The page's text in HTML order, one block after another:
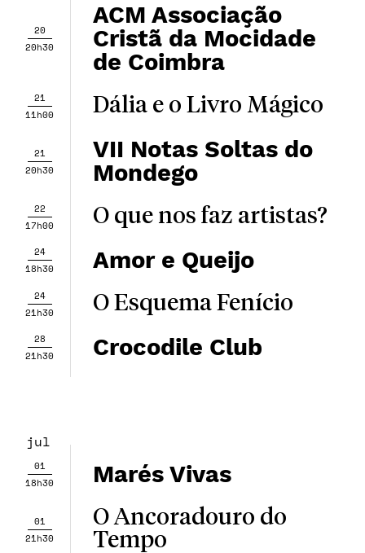
20
20h30
ACM Associação
Cristã da Mocidade
de Coimbra
21
11h00
Dália e o Livro Mágico
21
20h30
VII Notas Soltas do
Mondego
22
17h00
O que nos faz artistas?
24
18h30
Amor e Queijo
24
21h30
O Esquema Fenício
28
21h30
Crocodile Club
jul
01
18h30
Marés Vivas
01
21h30
O Ancoradouro do
Tempo